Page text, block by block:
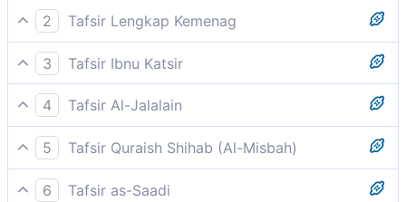
2
Tafsir Lengkap Kemenag
Allah mengirimkan mereka angin puting beliung yang
menerbangkan batu-batu lalu menghempaskan
kepala mereka sehingga mereka binasa, yang selamat
hanya keluarga Nabi Lut yaitu orang-orang yang
beriman kepadanya. Karena diperintahkan Allah
mereka lebih dahulu keluar dari negeri mereka pada
dini hari sebelum fajar.
3
Tafsir Ibnu Katsir
Allah Swt. berfirman, menceritakan tentang kaum Lut,
bahwa mereka telah mendustakan rasuI-Nya yang
dikirim kepada mereka, menentangnya dan
mengerjakan hal yang dibenci, yaitu mendatangi
sesama jenis. Itu merupakan suatu perbuatan keji
4
Tafsir Al-Jalalain
(Sesungguhnya Kami telah mengembuskan kepada
mereka angin yang membawa terbang batu-batu)
yakni angin yang melempari mereka dengan batu-
5
Tafsir Quraish Shihab (Al-Misbah)
Kami telah meniupkan angin keras yang melemparkan
6 Tafsir as-Saadi